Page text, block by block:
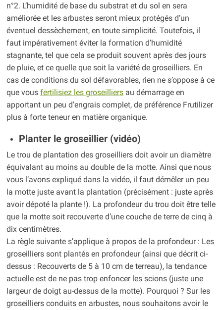
n°2. L’humidité de base du substrat et du sol en sera
améliorée et les arbustes seront mieux protégés d’un
éventuel dessèchement, en toute simplicité. Toutefois, il
faut impérativement éviter la formation d’humidité
stagnante, tel que cela se produit souvent après des jours
de pluie, et ce quelle que soit la variété de groseilliers. En
cas de conditions du sol défavorables, rien ne s’oppose à ce
que vous fertilisiez les groseilliersau démarrage en
apportant un peu d’engrais complet, de préférence Frutilizer
plus à forte teneur en matière organique.
Planter le groseillier (vidéo)
Le trou de plantation des groseilliers doit avoir un diamètre
équivalant au moins au double de la motte. Ainsi que nous
vous l’avons expliqué dans la vidéo, il faut démêler un peu
la motte juste avant la plantation (précisément : juste après
avoir dépoté la plante !). La profondeur du trou doit être telle
que la motte soit recouverte d’une couche de terre de cinq à
dix centimètres.
La règle suivante s’applique à propos de la profondeur : Les
groseilliers sont plantés en profondeur (ainsi que décrit ci-
dessus : Recouverts de 5 à 10 cm de terreau), la tendance
actuelle est de ne pas trop enfoncer les scions (juste une
largeur de doigt au-dessus de la motte). Pourquoi ? Sur les
groseilliers conduits en arbustes, nous souhaitons avoir le